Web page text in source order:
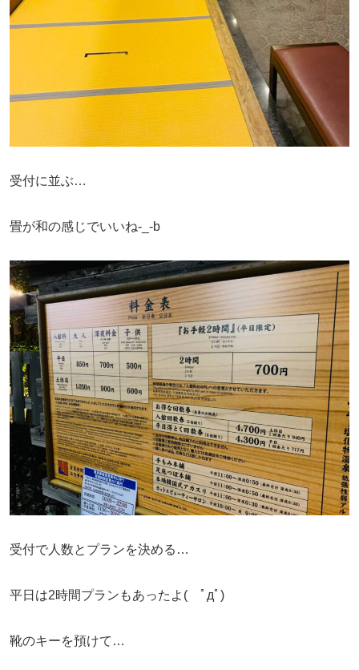
受付に並ぶ…
畳が和の感じでいいね-_-b
受付で人数とプランを決める…
平日は2時間プランもあったよ( ﾟдﾟ)
靴のキーを預けて…